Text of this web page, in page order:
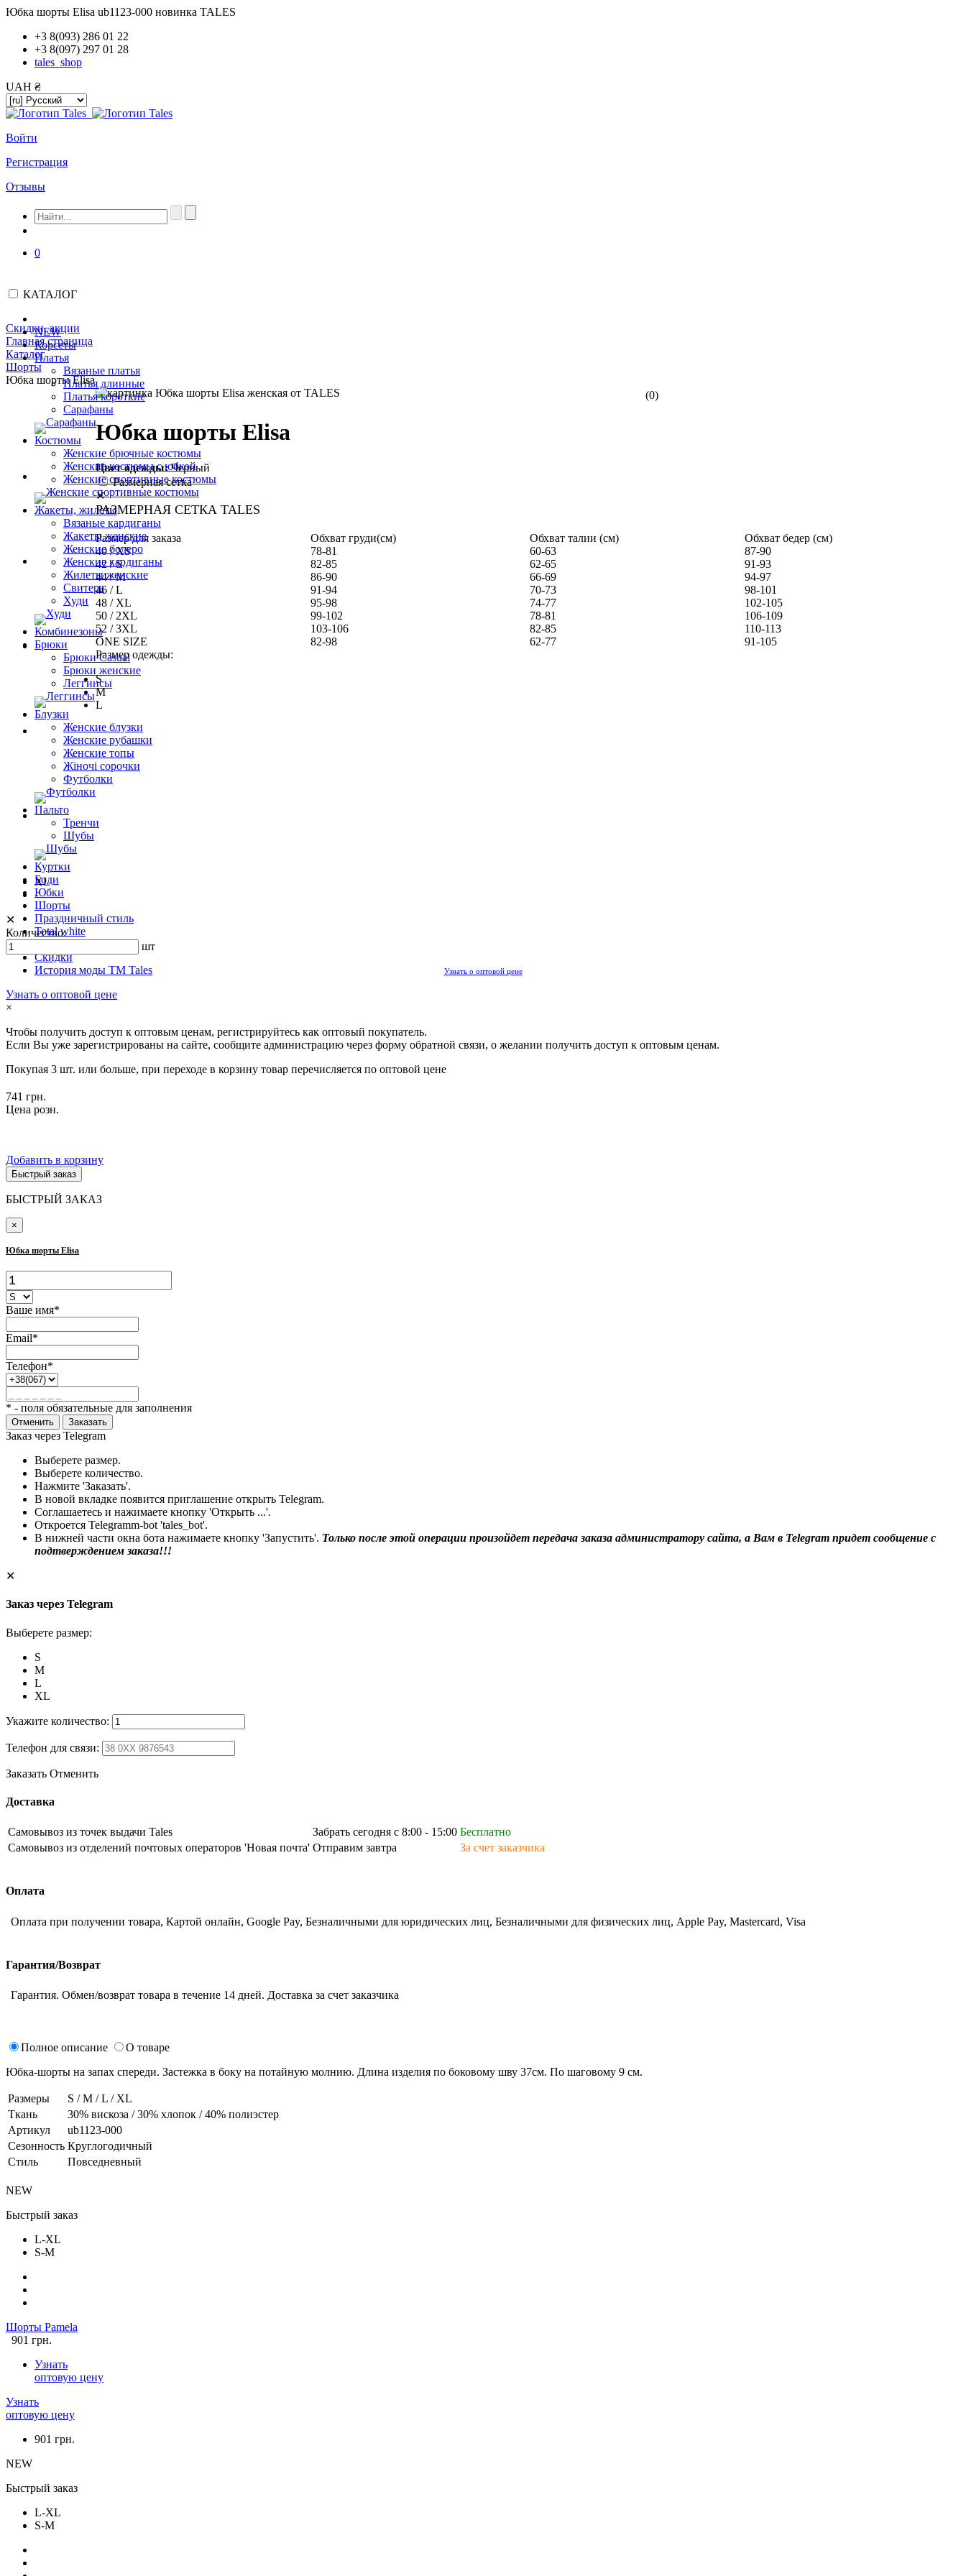
Юбка шорты Elisa ub1123-000 новинка TALES
+3 8(093) 286 01 22
+3 8(097) 297 01 28
tales_shop
UAH ₴
Войти
Регистрация
Отзывы
0
КАТАЛОГ
NEW
Корсеты
Платья
Вязаные платья
Платья длинные
Платья короткие
Сарафаны
Костюмы
Женские брючные костюмы
Женские костюмы с юбкой
Женские спортивные костюмы
Жакеты, жилеты
Вязаные кардиганы
Жакеты женские
Женские болеро
Женские кардиганы
Жилеты женские
Свитера
Худи
Комбинезоны
Брюки
Брюки Casual
Брюки женские
Леггинсы
Блузки
Женские блузки
Женские рубашки
Женские топы
Жіночі сорочки
Футболки
Пальто
Тренчи
Шубы
Куртки
Боди
Юбки
Шорты
Праздничный стиль
Total white
ЗИМА 24
Скидки
История моды ТМ Tales
Скидки, акции
Главная страница
Каталог
Шорты
Юбка шорты Elisa
(0)
Юбка шорты Elisa
Цвет одежды:Черный
Размерная сетка
✕
РАЗМЕРНАЯ СЕТКА TALES
Размер для заказа Обхват груди(см) Обхват талии (см)
Обхват бедер (см)
40 / XS
78-81 60-63
87-90
42 / S
82-85 62-65
91-93
44 / M
86-90 66-69
94-97
46 / L
91-94 70-73
98-101
48 / XL
95-98 74-77
102-105
50 / 2XL
99-102 78-81
106-109
52 / 3XL
103-106 82-85
110-113
ONE SIZE
82-98 62-77
91-105
Размер одежды:
S
M
L
XL
-
✕
Количество:
шт
Узнать о оптовой цене
Узнать о оптовой цене
×
Чтобы получить доступ к оптовым ценам, регистрируйтесь как оптовый покупатель.
Если Вы уже зарегистрированы на сайте, сообщите администрацию через форму обратной связи, о желании получить доступ к оптовым ценам.
Покупая 3 шт. или больше, при переходе в корзину товар перечисляется по оптовой цене
741 грн.
Цена розн.
Добавить в корзину
Быстрый заказ
БЫСТРЫЙ ЗАКАЗ
×
Юбка шорты Elisa
Ваше имя*
Email*
Телефон*
* - поля обязательные для заполнения
Отменить Заказать
Заказ через Telegram
Выберете размер.
Выберете количество.
Нажмите 'Заказать'.
В новой вкладке появится приглашение открыть Telegram.
Соглашаетесь и нажимаете кнопку 'Открыть ...'.
Откроется Telegramm-bot 'tales_bot'.
В нижней части окна бота нажимаете кнопку 'Запустить'. Только после этой операции произойдет передача заказа администратору сайта, а Вам в Telegram придет сообщение с
подтверждением заказа!!!
✕
Заказ через Telegram
Выберете размер:
S
M
L
XL
Укажите количество:
Телефон для связи:
Заказать Отменить
Доставка
Самовывоз из точек выдачи Tales Забрать сегодня с 8:00 - 15:00 Бесплатно
Самовывоз из отделений почтовых операторов 'Новая почта' Отправим завтра За счет заказчика
Оплата
Оплата при получении товара, Картой онлайн, Google Pay, Безналичными для юридических лиц, Безналичными для физических лиц, Apple Pay, Mastercard, Visa
Гарантия/Возврат
Гарантия. Обмен/возврат товара в течение 14 дней. Доставка за счет заказчика
Полное описание
О товаре
Юбка-шорты на запах спереди. Застежка в боку на потайную молнию. Длина изделия по боковому шву 37см. По шаговому 9 см.
Размеры
S / M / L / XL
Ткань
30% вискоза / 30% хлопок / 40% полиэстер
Артикул
ub1123-000
Сезонность Круглогодичный
Стиль
Повседневный
NEW
Быстрый заказ
L-XL
S-M
Шорты Pamela
901 грн.
Узнать
оптовую цену
Узнать
оптовую цену
901 грн.
NEW
Быстрый заказ
L-XL
S-M